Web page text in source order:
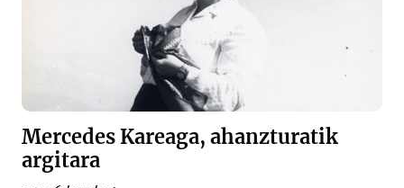
Mercedes Kareaga, ahanzturatik
argitara